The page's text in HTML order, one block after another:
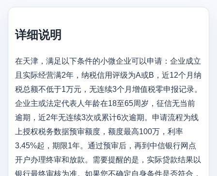
详细说明
在天津，满足以下条件的小微企业可以申请：企业成立
且实际经营满2年，纳税信用评级为A或B，近12个月纳
税总额不低于1万元，无连续3个月增值税零申报记录。
企业主或法定代表人年龄在18至65周岁，征信无当前
逾期，近2年无连续3次或累计6次逾期。申请流程为线
上授权税务数据预审额度，额度最高100万，利率
3.45%起，期限1年。通过预审后，再到中信银行网点
开户办理终审和放款。需要提醒的是，实际贷款结果以
银行最终审核为准。如果您不确定自身条件是否符合，